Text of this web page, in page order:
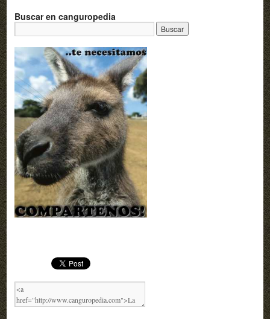
Buscar en canguropedia